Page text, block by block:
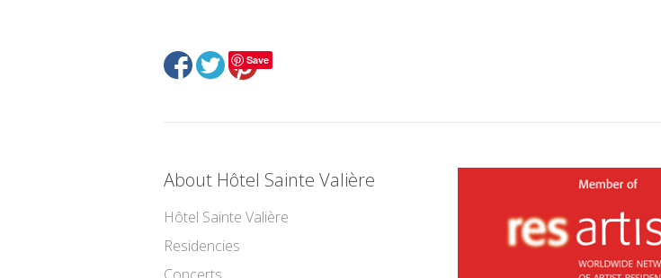
Save
About Hôtel Sainte Valière
Hôtel Sainte Valière
Residencies